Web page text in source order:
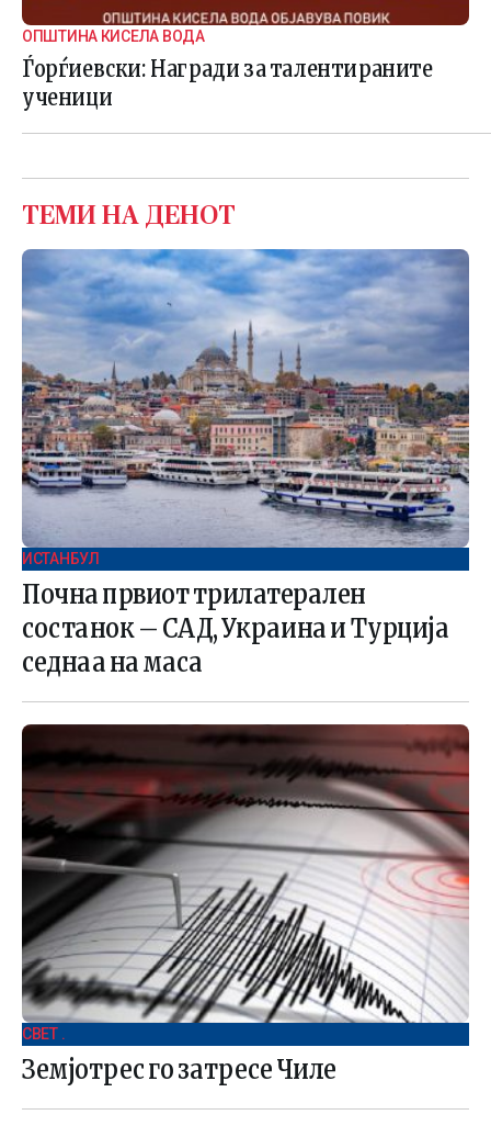
ОПШТИНА КИСЕЛА ВОДА
Ѓорѓиевски: Награди за талентираните
ученици
ТЕМИ НА ДЕНОТ
ИСТАНБУЛ
Почна првиот трилатерален
состанок – САД, Украина и Турција
седнаа на маса
СВЕТ .
Земјотрес го затресе Чиле